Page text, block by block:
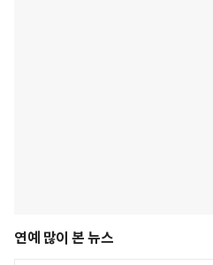
연예 많이 본 뉴스